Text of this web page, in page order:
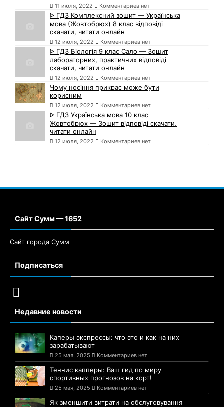
11 июля, 2022 Комментариев нет
ᐈ ГДЗ Комплексний зошит — Українська
мова (Жовтобрюх) 8 клас відповіді
скачати, читати онлайн
12 июля, 2022 Комментариев нет
ᐈ ГДЗ Біологія 9 клас Сало — Зошит
лабораторних, практичних відповіді
скачати, читати онлайн
12 июля, 2022 Комментариев нет
Чому носіння прикрас може бути
корисним
12 июля, 2022 Комментариев нет
ᐈ ГДЗ Українська мова 10 клас
Жовтобрюх — Зошит відповіді скачати,
читати онлайн
12 июля, 2022 Комментариев нет
Сайт Сумм — 1652
Сайт города Сумм
Подписаться
Недавние новости
Каперы экспрессы: что это и как на них
зарабатывают
25 мая, 2025 Комментариев нет
Теннис капперы: Ваш гид по миру
спортивных прогнозов на корт!
25 мая, 2025 Комментариев нет
Як зменшити витрати на обслуговування